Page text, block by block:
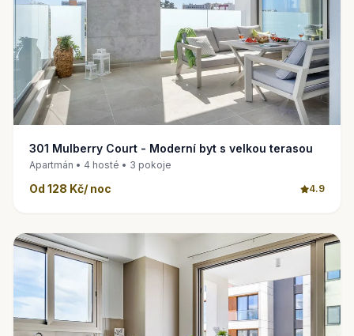
301 Mulberry Court - Moderní byt s velkou terasou
Apartmán • 4 hosté • 3 pokoje
Od 128 Kč/ noc 4.9